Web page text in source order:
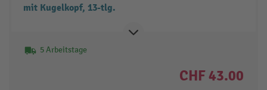
mit Kugelkopf, 13-tlg.
5 Arbeitstage
CHF 43.00